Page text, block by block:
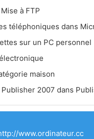
à FTP
téléphoniques dans
sur un PC personnel
maison
2007 dans
www.ordinateur.cc